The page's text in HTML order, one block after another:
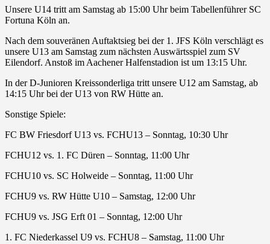
Unsere U14 tritt am Samstag ab 15:00 Uhr beim Tabellenführer SC
Fortuna Köln an.
Nach dem souveränen Auftaktsieg bei der 1. JFS Köln verschlägt es
unsere U13 am Samstag zum nächsten Auswärtsspiel zum SV
Eilendorf. Anstoß im Aachener Halfenstadion ist um 13:15 Uhr.
In der D-Junioren Kreissonderliga tritt unsere U12 am Samstag, ab
14:15 Uhr bei der U13 von RW Hütte an.
Sonstige Spiele:
FC BW Friesdorf U13 vs. FCHU13 – Sonntag, 10:30 Uhr
FCHU12 vs. 1. FC Düren – Sonntag, 11:00 Uhr
FCHU10 vs. SC Holweide – Sonntag, 11:00 Uhr
FCHU9 vs. RW Hütte U10 – Samstag, 12:00 Uhr
FCHU9 vs. JSG Erft 01 – Sonntag, 12:00 Uhr
1. FC Niederkassel U9 vs. FCHU8 – Samstag, 11:00 Uhr